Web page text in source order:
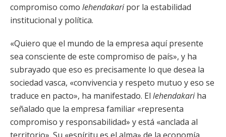
compromiso como lehendakaripor la estabilidad
institucional y política.
«Quiero que el mundo de la empresa aquí presente
sea consciente de este compromiso de país», y ha
subrayado que eso es precisamente lo que desea la
sociedad vasca, «convivencia y respeto mutuo y eso se
traduce en pacto», ha manifestado. El lehendakariha
señalado que la empresa familiar «representa
compromiso y responsabilidad» y está «anclada al